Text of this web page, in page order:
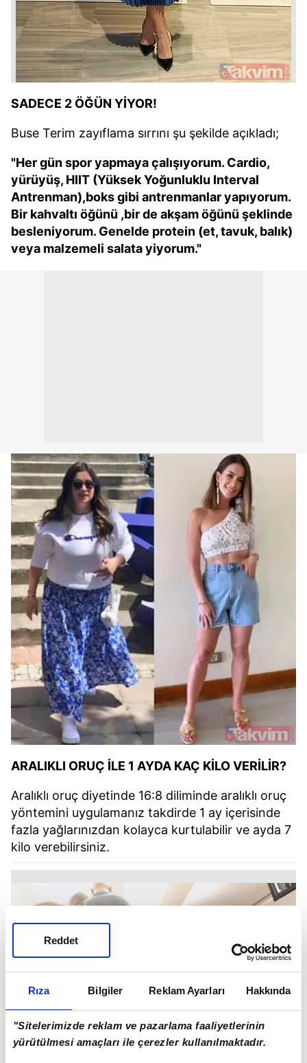
Rıza Bilgiler Reklam Ayarları Hakkında
"Sitelerimizde reklam ve pazarlama faaliyetlerinin
yürütülmesi amaçları ile çerezler kullanılmaktadır.
Reddet
SADECE 2 ÖĞÜN YİYOR!
Buse Terim zayıflama sırrını şu şekilde açıkladı;
"Her gün spor yapmaya çalışıyorum. Cardio,
yürüyüş, HIIT (Yüksek Yoğunluklu Interval
Antrenman),boks gibi antrenmanlar yapıyorum.
Bir kahvaltı öğünü ,bir de akşam öğünü şeklinde
besleniyorum. Genelde protein (et, tavuk, balık)
veya malzemeli salata yiyorum."
ARALIKLI ORUÇ İLE 1 AYDA KAÇ KİLO VERİLİR?
Aralıklı oruç diyetinde 16:8 diliminde aralıklı oruç
yöntemini uygulamanız takdirde 1 ay içerisinde
fazla yağlarınızdan kolayca kurtulabilir ve ayda 7
kilo verebilirsiniz.